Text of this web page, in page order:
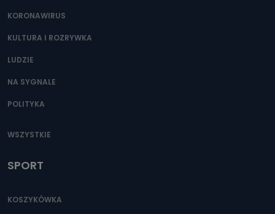
KORONAWIRUS
KULTURA I ROZRYWKA
LUDZIE
NA SYGNALE
POLITYKA
WSZYSTKIE
SPORT
KOSZYKÓWKA